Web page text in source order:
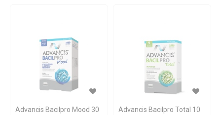
Advancis Bacilpro Mood 30
Advancis Bacilpro Total 10